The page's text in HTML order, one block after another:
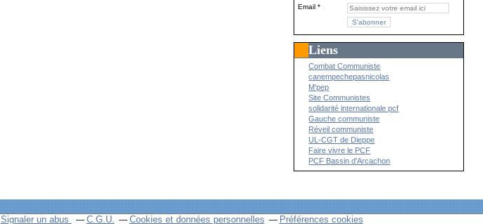
Email
Liens
Combat Communiste
canempechepasnicolas
M'pep
Site Communistes
solidarité internationale pcf
Gauche communiste
Réveil communiste
UL-CGT de Dieppe
Faire vivre le PCF
PCF Bassin d'Arcachon
Signaler un abus C.G.U. Cookies et données personnelles Préférences cookies